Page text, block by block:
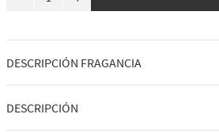
DESCRIPCIÓN FRAGANCIA
Amaderado y brillante, es como una fresca
después de darlo todo.
DESCRIPCIÓN